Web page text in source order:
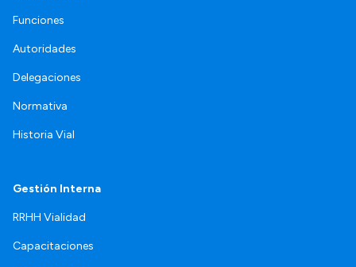
Funciones
Autoridades
Delegaciones
Normativa
Historia Vial
Gestión Interna
RRHH Vialidad
Capacitaciones